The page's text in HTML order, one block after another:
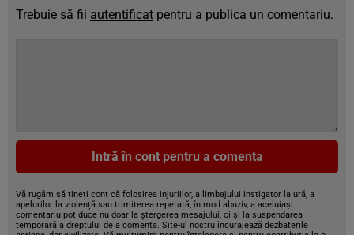
Trebuie să fii autentificat pentru a publica un comentariu.
Intră în cont pentru a comenta
Vă rugăm să țineți cont că folosirea injuriilor, a limbajului instigator la ură, a
apelurilor la violență sau trimiterea repetată, în mod abuziv, a aceluiași
comentariu pot duce nu doar la ștergerea mesajului, ci și la suspendarea
temporară a dreptului de a comenta. Site-ul nostru încurajează dezbaterile